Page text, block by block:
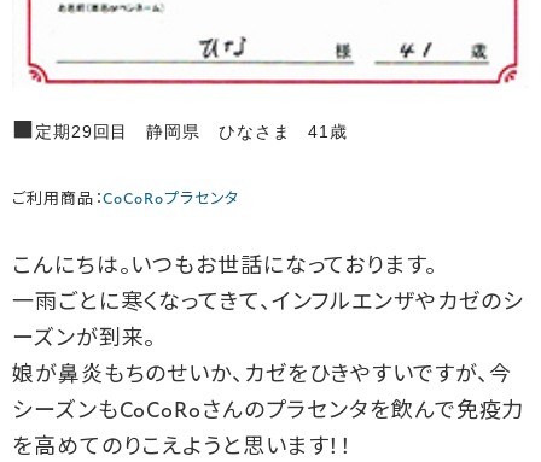
■定期29回目 静岡県 ひなさま 41歳
ご利用商品：CoCoRoプラセンタ
こんにちは。いつもお世話になっております。
一雨ごとに寒くなってきて、インフルエンザやカゼのシ
ーズンが到来。
娘が鼻炎もちのせいか、カゼをひきやすいですが、今
シーズンもCoCoRoさんのプラセンタを飲んで免疫力
を高めてのりこえようと思います！！